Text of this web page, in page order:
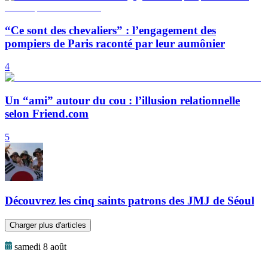
“Ce sont des chevaliers” : l’engagement des
pompiers de Paris raconté par leur aumônier
4
Un “ami” autour du cou : l’illusion relationnelle
selon Friend.com
5
Découvrez les cinq saints patrons des JMJ de Séoul
Charger plus d'articles
samedi 8 août